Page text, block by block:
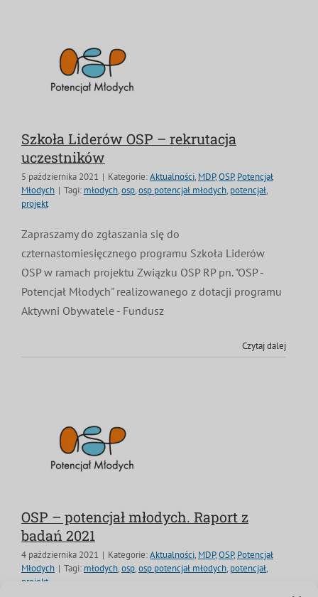
Szkoła Liderów OSP – rekrutacja
uczestników
5 października 2021 | Kategorie:Aktualności, MDP,OSP, Potencjał
Młodych | Tagi: młodych,osp,osp potencjał młodych, potencjał,
projekt
Zapraszamy do zgłaszania się do
czternastomiesięcznego programu Szkoła Liderów
OSP w ramach projektu Związku OSP RP pn. "OSP -
Potencjał Młodych" realizowanego z dotacji programu
Aktywni Obywatele - Fundusz
Czytaj dalej
OSP – potencjał młodych. Raport z
badań 2021
4 października 2021 | Kategorie:Aktualności, MDP,OSP, Potencjał
Młodych | Tagi: młodych,osp,osp potencjał młodych, potencjał,
projekt